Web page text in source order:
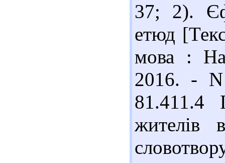
37; 2).
етюд
мова :
2016. -
жителів